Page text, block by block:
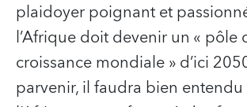
plaidoyer poignant et
l’Afrique doit devenir un « pôle
croissance mondiale » d’ici
parvenir, il faudra bien